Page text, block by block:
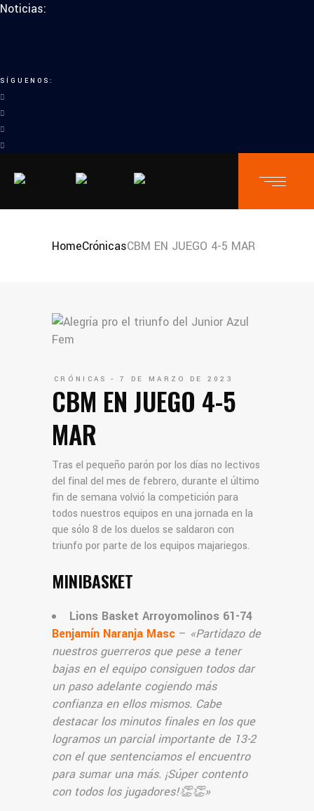
Noticias:
SÍGUENOS:
HomeCrónicasCBM EN JUEGO 4-5 MAR
CRÓNICAS 7 DE MARZO DE 2023
CBM EN JUEGO 4-5
MAR
Tras el pequeño parón por los días no lectivos
del final del mes de febrero, durante el último
fin de semana volvió la competición para
todos nuestros equipos en una jornada en la
que sólo 8 de los duelos se saldaron con
triunfo por parte de los equipos majariegos.
MINIBASKET
Lions Basket Arroyomolinos 61-74
Benjamín Naranja Masc – «Partidazo de
nuestros guerreros que pese a tener
bajas en el equipo consiguen todos dar
un paso adelante cogiendo más
confianza en ellos mismos. Cabe
destacar los minutos finales en los que
logramos un parcial importante de 13-2
con el que sentenciamos el encuentro
para sumar una más. ¡Súper contento
con todos los jugadores!👏👏»